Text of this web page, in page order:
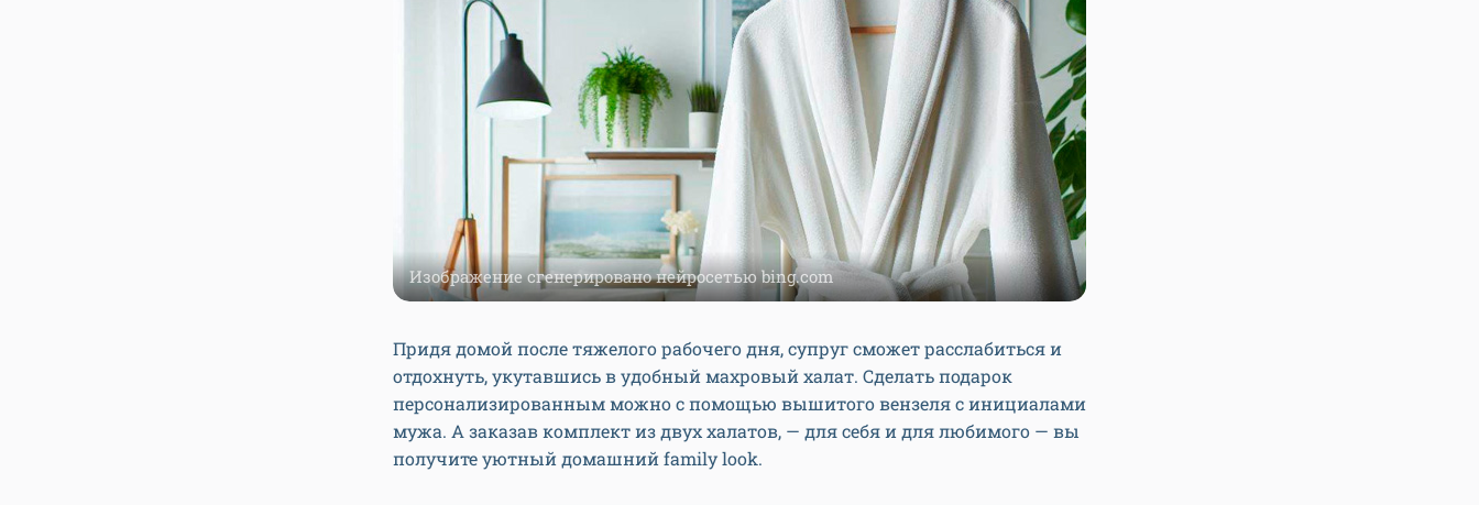
Изображение сгенерировано нейросетью bing.com
Придя домой после тяжелого рабочего дня, супруг сможет расслабиться и
отдохнуть, укутавшись в удобный махровый халат. Сделать подарок
персонализированным можно с помощью вышитого вензеля с инициалами
мужа. А заказав комплект из двух халатов, — для себя и для любимого — вы
получите уютный домашний family look.